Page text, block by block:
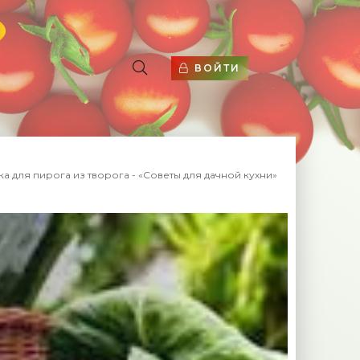
ВОЙТИ
для пирога из творога - «Советы для дачной кухни»